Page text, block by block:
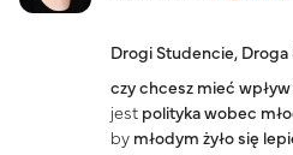
Drogi Studencie,
czy chcesz mieć wpływ
jest polityka wobec
by młodym żyło się